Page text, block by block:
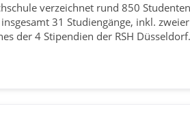
verzeichnet rund 850
31 Studiengänge, inkl. zweier
der 4 Stipendien der RSH Düsseldorf.